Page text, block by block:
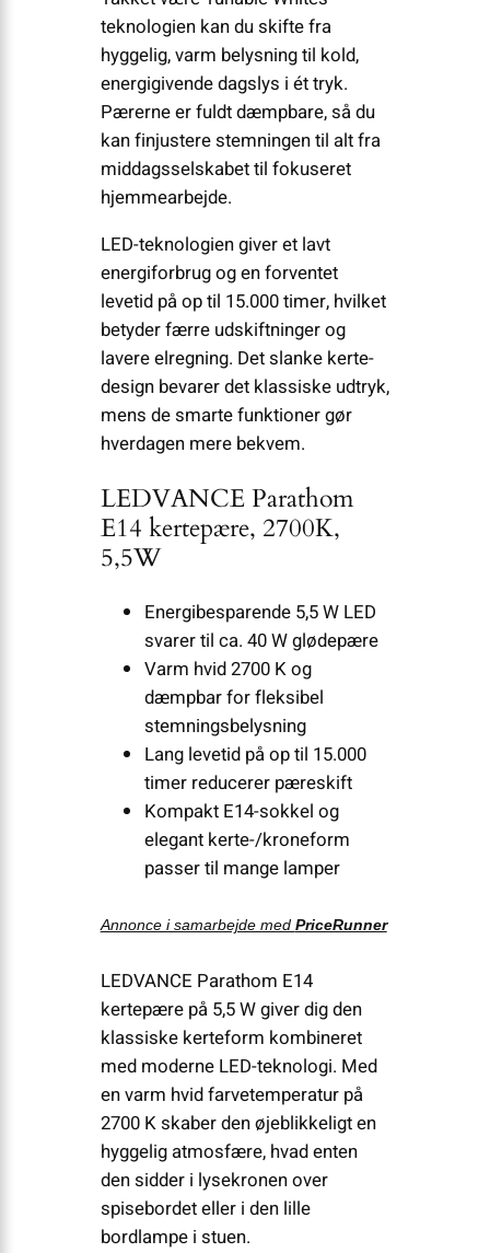
teknologien kan du skifte fra
hyggelig, varm belysning til kold,
energigivende dagslys i ét tryk.
Pærerne er fuldt dæmpbare, så du
kan finjustere stemningen til alt fra
middagsselskabet til fokuseret
hjemmearbejde.
LED-teknologien giver et lavt
energiforbrug og en forventet
levetid på op til 15.000 timer, hvilket
betyder færre udskiftninger og
lavere elregning. Det slanke kerte-
design bevarer det klassiske udtryk,
mens de smarte funktioner gør
hverdagen mere bekvem.
LEDVANCE Parathom
E14 kertepære, 2700K,
5,5W
Energibesparende 5,5 W LED
svarer til ca. 40 W glødepære
Varm hvid 2700 K og
dæmpbar for fleksibel
stemningsbelysning
Lang levetid på op til 15.000
timer reducerer pæreskift
Kompakt E14-sokkel og
elegant kerte-/kroneform
passer til mange lamper
Annonce i samarbejde med PriceRunner
LEDVANCE Parathom E14
kertepære på 5,5 W giver dig den
klassiske kerteform kombineret
med moderne LED-teknologi. Med
en varm hvid farvetemperatur på
2700 K skaber den øjeblikkeligt en
hyggelig atmosfære, hvad enten
den sidder i lysekronen over
spisebordet eller i den lille
bordlampe i stuen.